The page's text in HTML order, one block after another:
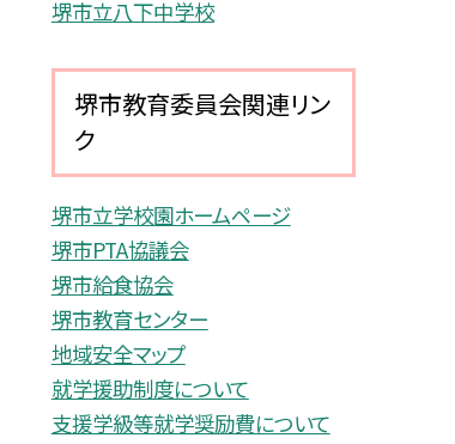
堺市立八下中学校
堺市教育委員会関連リン
ク
堺市立学校園ホームページ
堺市PTA協議会
堺市給食協会
堺市教育センター
地域安全マップ
就学援助制度について
支援学級等就学奨励費について